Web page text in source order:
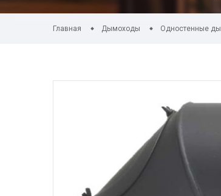
Главная Дымоходы Одностенные